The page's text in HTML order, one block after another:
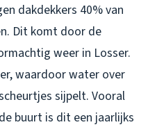
dakdekkers 40% van
Dit komt door de
weer in Losser.
waardoor water over
sijpelt. Vooral
buurt is dit een jaarlijks